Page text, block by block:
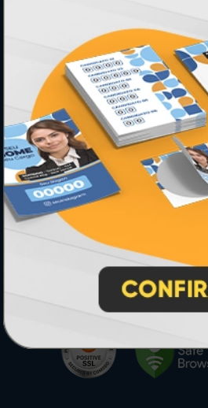
* Pagamento com cartão de crédito terá valor
** Pagamentos a prazo poderão ter acréscimo.
*** Nota fiscal sujeita a emissão de acordo
serviço, conforme legislação pertinente.
PARTICIPE
SEGURANÇA